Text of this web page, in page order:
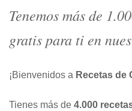
Tenemos más de
gratis para ti en
¡Bienvenidos a Recetas de
Tienes más de 4.000